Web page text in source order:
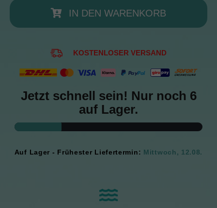
IN DEN WARENKORB
KOSTENLOSER VERSAND
Jetzt schnell sein! Nur noch 6
auf Lager.
Auf Lager - Frühester Liefertermin: Mittwoch, 12.08.